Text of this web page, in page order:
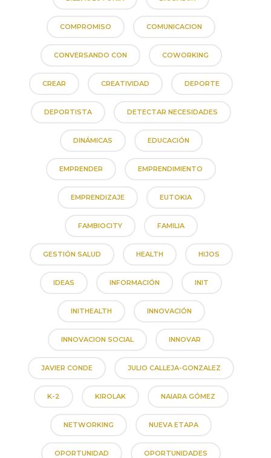
COMPROMISO COMUNICACION
CONVERSANDO CON COWORKING
CREAR CREATIVIDAD DEPORTE
DEPORTISTA DETECTAR NECESIDADES
DINÁMICAS EDUCACIÓN
EMPRENDER EMPRENDIMIENTO
EMPRENDIZAJE EUTOKIA
FAMBIOCITY FAMILIA
GESTIÓN SALUD HEALTH HIJOS
IDEAS INFORMACIÓN INIT
INITHEALTH INNOVACIÓN
INNOVACION SOCIAL INNOVAR
JAVIER CONDE JULIO CALLEJA-GONZALEZ
K-2 KIROLAK NAIARA GÓMEZ
NETWORKING NUEVA ETAPA
OPORTUNIDAD OPORTUNIDADES